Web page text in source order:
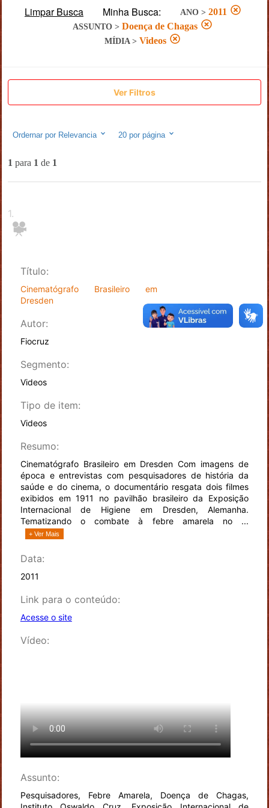
Limpar Busca Minha Busca: ANO> 2011
ASSUNTO > Doença de Chagas
MÍDIA> Videos
Ver Filtros
Ordernar por Relevancia 20por página
1 para 1 de 1
1.
Título:
Cinematógrafo Brasileiro em
Dresden
Autor:
Fiocruz
Segmento:
Videos
Tipo de item:
Videos
Resumo:
Cinematógrafo Brasileiro em Dresden Com imagens de
época e entrevistas com pesquisadores de história da
saúde e do cinema, o documentário resgata dois filmes
exibidos em 1911 no pavilhão brasileiro da Exposição
Internacional de Higiene em Dresden, Alemanha.
Tematizando o combate à febre amarela no ...
+ Ver Mais
Data:
2011
Link para o conteúdo:
Acesse o site
Vídeo:
Assunto:
Pesquisadores, Febre Amarela, Doença de Chagas,